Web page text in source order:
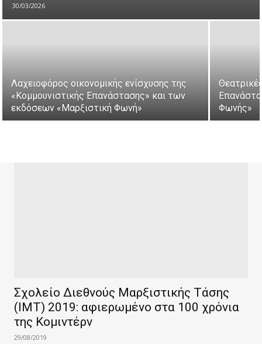
30/03/2026
Λαχειοφόρος οικονομικής ενίσχυσης της
«Κομμουνιστικής Επανάστασης» και των
εκδόσεων «Μαρξιστική Φωνή»
Φωνής»
Σχολείο Διεθνούς Μαρξιστικής Τάσης
(IMT) 2019: αφιερωμένο στα 100 χρόνια
της Κομιντέρν
29/08/2019